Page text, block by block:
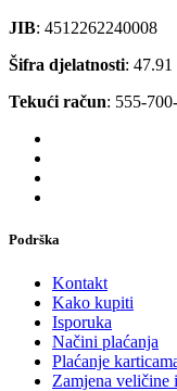
JIB: 4512262240008
Šifra djelatnosti: 47.91
Tekući račun: 555-
Podrška
Kontakt
Kako kupiti
Isporuka
Načini plaćanja
Plaćanje
Zamjena veličine